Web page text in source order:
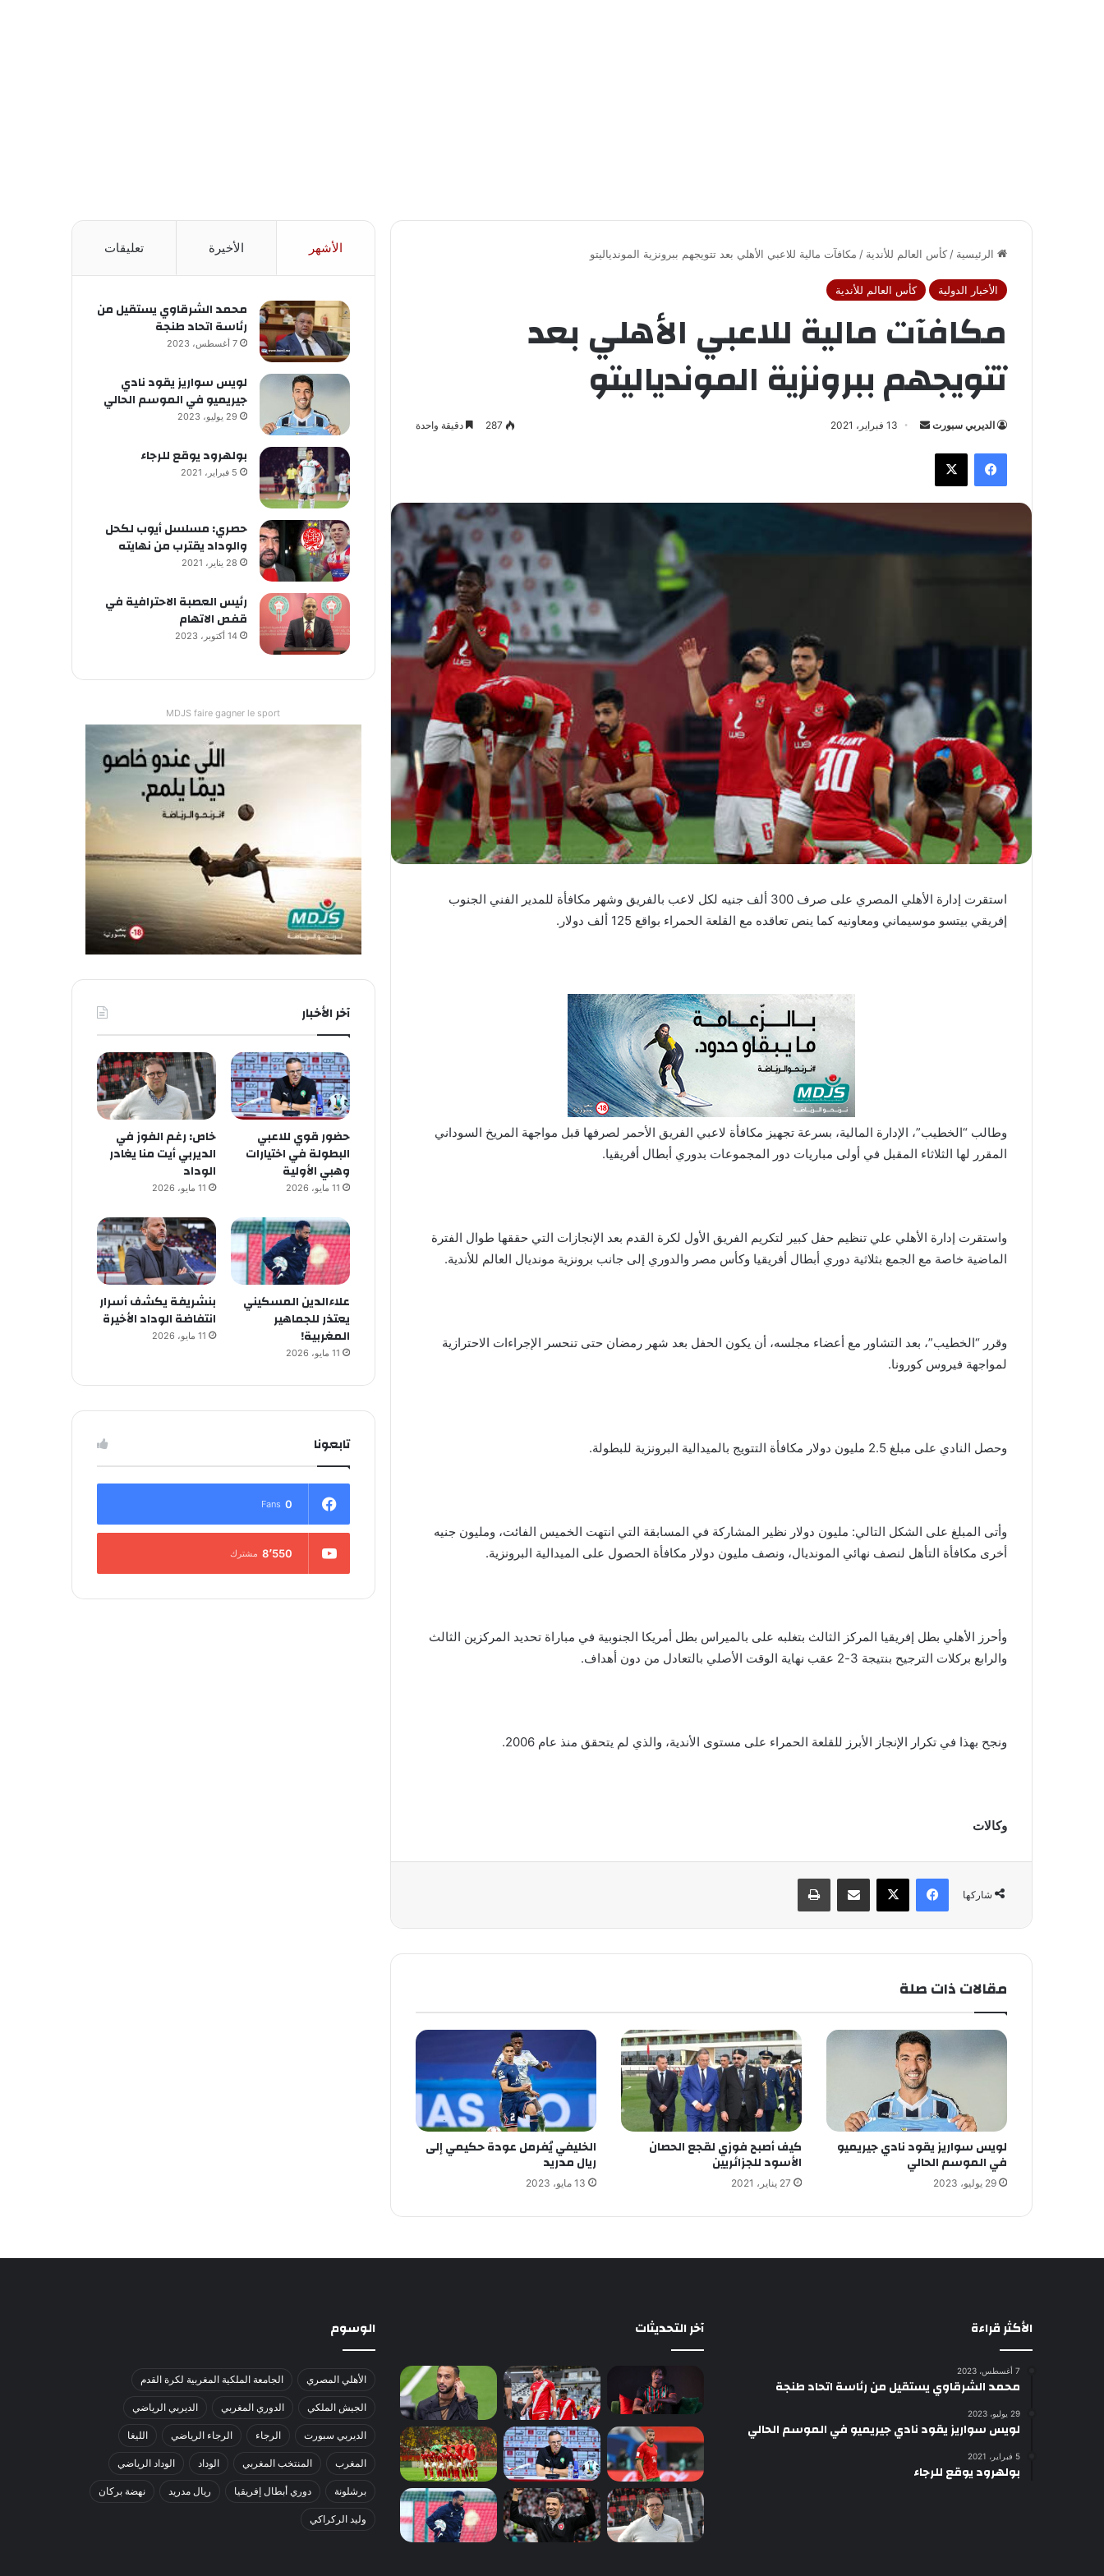
الرئيسية /كأس العالم للأندية / مكافآت مالية للاعبي الأهلي بعد تتويجهم ببرونزية الموندياليتو
الأخبار الدولية كأس العالم للأندية
مكافآت مالية للاعبي الأهلي بعد
تتويجهم ببرونزية الموندياليتو
الديربي سبورت
ب
ر
و
ي
ا
13 فبراير، 2021 287 دقيقة واحدة
فيسبوك
استقرت إدارة الأهلي المصري على صرف 300 ألف جنيه لكل لاعب بالفريق وشهر مكافأة للمدير الفني الجنوب
إفريقي بيتسو موسيماني ومعاونيه كما ينص تعاقده مع القلعة الحمراء بواقع 125 ألف دولار.
وطالب “الخطيب”، الإدارة المالية، بسرعة تجهيز مكافأة لاعبي الفريق الأحمر لصرفها قبل مواجهة المريخ السوداني
المقرر لها الثلاثاء المقبل في أولى مباريات دور المجموعات بدوري أبطال أفريقيا.
واستقرت إدارة الأهلي علي تنظيم حفل كبير لتكريم الفريق الأول لكرة القدم بعد الإنجازات التي حققها طوال الفترة
الماضية خاصة مع الجمع بثلاثية دوري أبطال أفريقيا وكأس مصر والدوري إلى جانب برونزية مونديال العالم للأندية.
وقرر “الخطيب”، بعد التشاور مع أعضاء مجلسه، أن يكون الحفل بعد شهر رمضان حتى تنحسر الإجراءات الاحترازية
لمواجهة فيروس كورونا.
وحصل النادي على مبلغ 2.5 مليون دولار مكافأة التتويج بالميدالية البرونزية للبطولة.
وأتى المبلغ على الشكل التالي: مليون دولار نظير المشاركة في المسابقة التي انتهت الخميس الفائت، ومليون جنيه
أخرى مكافأة التأهل لنصف نهائي المونديال، ونصف مليون دولار مكافأة الحصول على الميدالية البرونزية.
وأحرز الأهلي بطل إفريقيا المركز الثالث بتغلبه على بالميراس بطل أمريكا الجنوبية في مباراة تحديد المركزين الثالث
والرابع بركلات الترجيح بنتيجة 3-2 عقب نهاية الوقت الأصلي بالتعادل من دون أهداف.
ونجح بهذا في تكرار الإنجاز الأبرز للقلعة الحمراء على مستوى الأندية، والذي لم يتحقق منذ عام 2006.
وكالات
شاركها
فيسبوك
مقالات ذات صلة
لويس سواريز يقود نادي جيريميو
في الموسم الحالي
29 يوليو، 2023
كيف أصبح فوزي لقجع الحصان
الأسود للجزائريين
27 يناير، 2021
الخليفي يُفرمل عودة حكيمي إلى
ريال مدريد
13 مايو، 2023
الأشهر الأخيرة تعليقات
محمد الشرقاوي يستقيل من
رئاسة اتحاد طنجة
7 أغسطس، 2023
لويس سواريز يقود نادي
جيريميو في الموسم الحالي
29 يوليو، 2023
بولهرود يوقع للرجاء
5 فبراير، 2021
حصري: مسلسل أيوب لكحل
والوداد يقترب من نهايته
28 يناير، 2021
رئيس العصبة الاحترافية في
قفص الاتهام
14 أكتوبر، 2023
MDJS faire gagner le sport
آخر الأخبار
حضور قوي للاعبي
البطولة في اختيارات
وهبي الأولية
11 مايو، 2026
خاص: رغم الفوز في
الديربي أيت منا يغادر
الوداد
11 مايو، 2026
علاءالدين المسكيني
يعتذر للجماهير
المغربية!
11 مايو، 2026
بنشريفة يكشف أسرار
انتفاضة الوداد الأخيرة
11 مايو، 2026
تابعونا
0
Fans
8٬550 مشترك
الأكثر قراءة
7 أغسطس، 2023
محمد الشرقاوي يستقيل من رئاسة اتحاد طنجة
29 يوليو، 2023
لويس سواريز يقود نادي جيريميو في الموسم الحالي
5 فبراير، 2021
بولهرود يوقع للرجاء
آخر التحديثات الوسوم
الأهلي المصري الجامعة الملكية المغربية لكرة القدم
الجيش الملكي الدوري المغربي الديربي الرياضي
الديربي سبورت الرجاء الرجاء الرياضي الليغا
المغرب المنتخب المغربي الوداد الوداد الرياضي
برشلونة دوري أبطال إفريقيا ريال مدريد نهضة بركان
وليد الركراكي